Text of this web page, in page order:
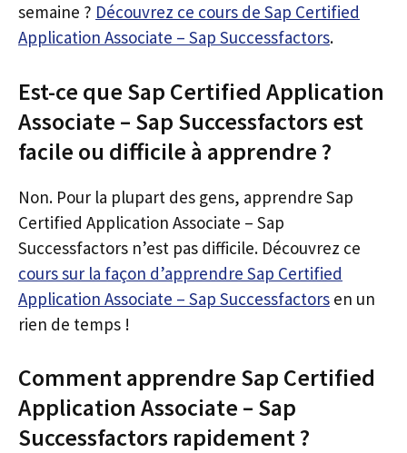
semaine ? Découvrez ce cours de Sap Certified
Application Associate – Sap Successfactors.
Est-ce que Sap Certified Application
Associate – Sap Successfactors est
facile ou difficile à apprendre ?
Non. Pour la plupart des gens, apprendre Sap
Certified Application Associate – Sap
Successfactors n’est pas difficile. Découvrez ce
cours sur la façon d’apprendre Sap Certified
Application Associate – Sap Successfactors en un
rien de temps !
Comment apprendre Sap Certified
Application Associate – Sap
Successfactors rapidement ?